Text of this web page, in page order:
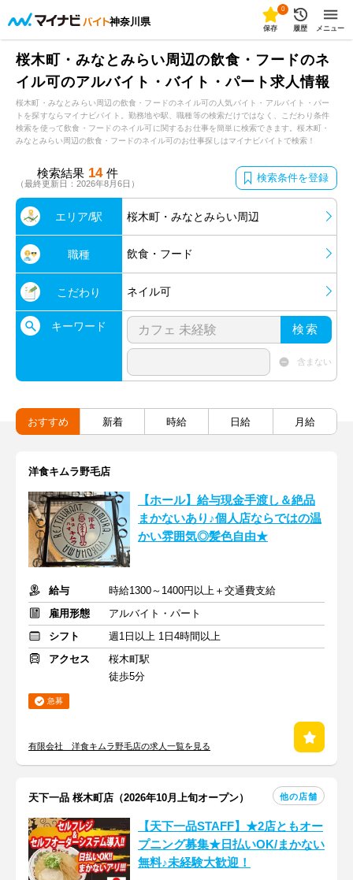
神奈川県
0
保存 履歴 メニュー
桜木町・みなとみらい周辺の飲食・フードのネ
イル可のアルバイト・バイト・パート求人情報
桜木町・みなとみらい周辺の飲食・フードのネイル可の人気バイト・アルバイト・パー
トを探すならマイナビバイト。勤務地や駅、職種等の検索だけではなく、こだわり条件
検索を使って飲食・フードのネイル可に関するお仕事を簡単に検索できます。桜木町・
みなとみらい周辺の飲食・フードのネイル可のお仕事探しはマイナビバイトで検索！
検索結果 14 件
（最終更新日：2026年8月6日） 検索条件を登録
エリア/駅 桜木町・みなとみらい周辺
職種 飲食・フード
こだわり ネイル可
キーワード 検索
含まない
おすすめ 新着 時給 日給 月給
洋食キムラ野毛店
【ホール】給与現金手渡し＆絶品
まかないあり♪個人店ならではの温
かい雰囲気◎髪色自由★
給与
時給1300～1400円以上＋交通費支給
雇用形態
アルバイト・パート
シフト
週1日以上 1日4時間以上
アクセス
桜木町駅
徒歩5分
急募
有限会社 洋食キムラ野毛店の求人一覧を見る
天下一品 桜木町店（2026年10月上旬オープン） 他の店舗
【天下一品STAFF】★2店ともオー
プニング募集★日払いOK/まかない
無料♪未経験大歓迎！